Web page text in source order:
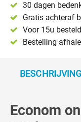
30 dagen
Gratis achteraf
Voor 15u
Bestelling
BESCHRIJVING
Econom